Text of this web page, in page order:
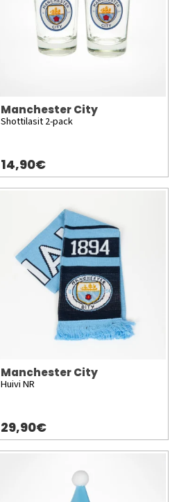
Manchester City
Shottilasit 2-pack
14,90€
Manchester City
Huivi NR
29,90€